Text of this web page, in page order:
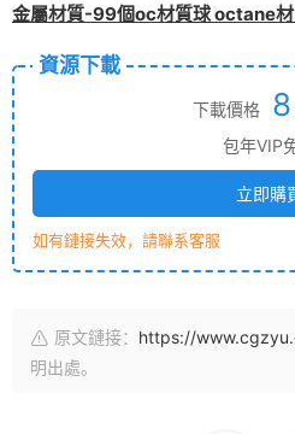
金屬材質-99個oc材質球 octane
資源下載
下載價格 8
包年VIP
立即購
如有鏈接失效，請聯系客服
原文鏈接： https://
明出處。